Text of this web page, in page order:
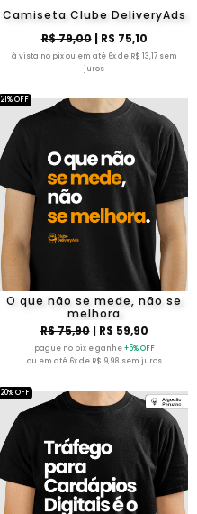
Camiseta Clube DeliveryAds
R$ 79,00| R$ 75,10
à vista no pix ou em até 6x de R$ 13,17 sem
juros
O que não se mede, não se
melhora
R$ 75,90| R$ 59,90
pague no pix e ganhe+5% OFF
ou em até 6x de R$ 9,98 sem juros
21% OFF
20% OFF